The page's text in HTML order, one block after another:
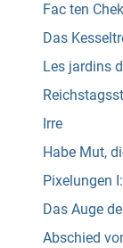
Fac ten
Das
Les jardins
Irre
Habe Mut,
Pixelungen
Das Auge
Abschied